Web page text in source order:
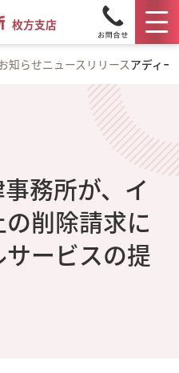
枚方支店
知らせニュースリリース アディ
務所が、イ
削除請求に
ービスの提